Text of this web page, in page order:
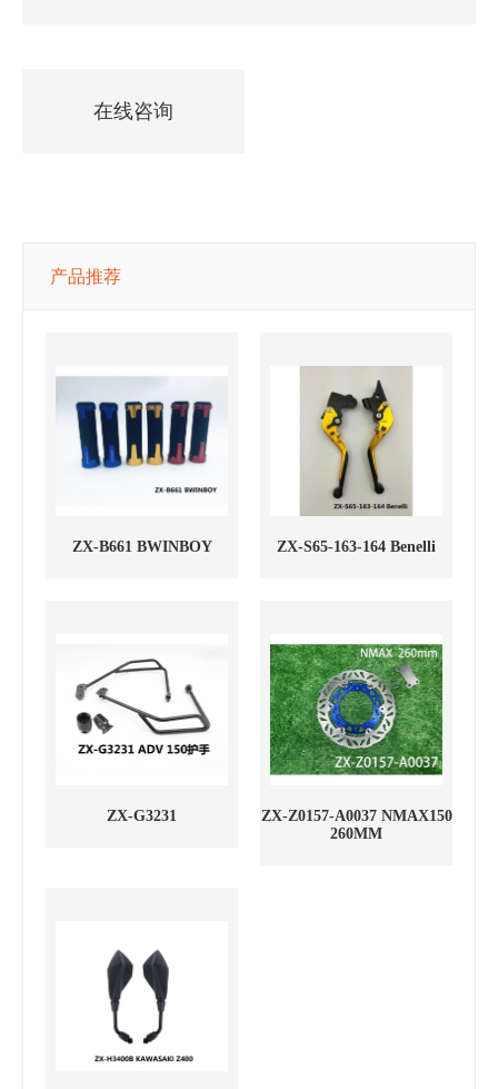
在线咨询
产品推荐
ZX-B661 BWINBOY ZX-S65-163-164 Benelli
ZX-G3231
ZX-Z0157-A0037 NMAX150
260MM